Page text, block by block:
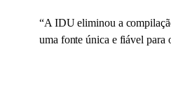
“A IDU eliminou a
uma fonte única e fiável para